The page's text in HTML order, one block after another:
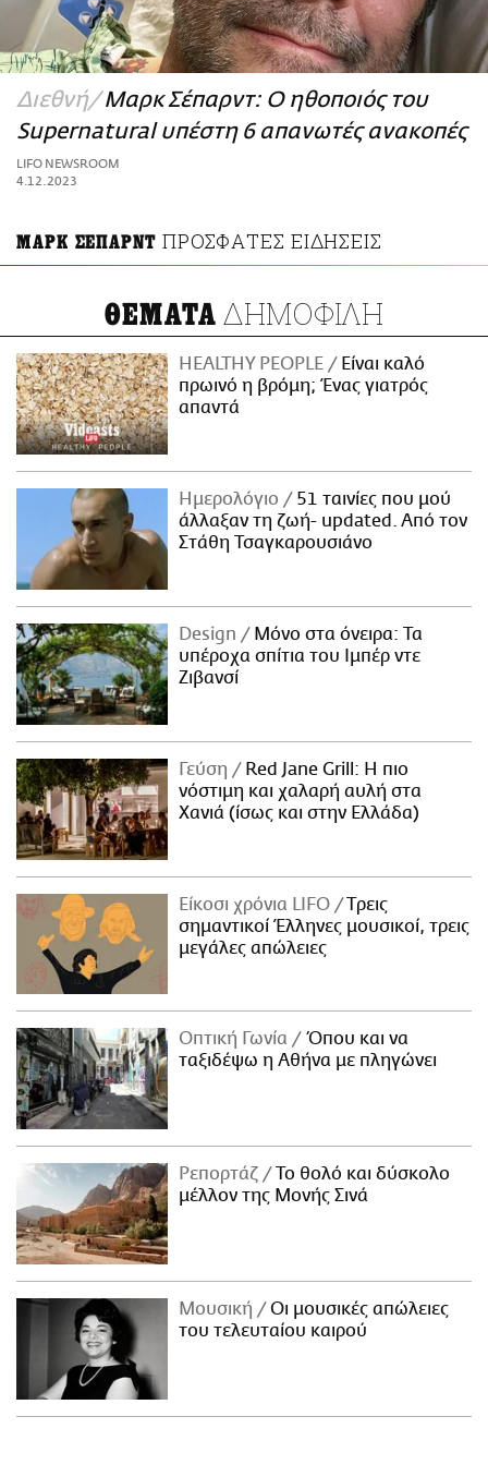
ΑΜΠΑ
PRINT
Διεθνή Μαρκ Σέπαρντ: Ο ηθοποιός του
Supernatural υπέστη 6 απανωτές ανακοπές
LIFO NEWSROOM
4.12.2023
ΜΑΡΚ ΣΕΠΑΡΝΤ ΠΡΟΣΦΑΤΕΣ ΕΙΔΗΣΕΙΣ
ΘΕΜΑΤΑ ΔΗΜΟΦΙΛΗ
HEALTHY PEOPLE
Είναι καλό
πρωινό η βρόμη; Ένας γιατρός
απαντά
Ημερολόγιο
51 ταινίες που μού
άλλαξαν τη ζωή- updated. Aπό τον
Στάθη Τσαγκαρουσιάνο
Design
Μόνο στα όνειρα: Τα
υπέροχα σπίτια του Ιμπέρ ντε
Ζιβανσί
Γεύση
Red Jane Grill: Η πιο
νόστιμη και χαλαρή αυλή στα
Χανιά (ίσως και στην Ελλάδα)
Είκοσι χρόνια LIFO
Tρεις
σημαντικοί Έλληνες μουσικοί, τρεις
μεγάλες απώλειες
Οπτική Γωνία
Όπου και να
ταξιδέψω η Αθήνα με πληγώνει
Ρεπορτάζ
Το θολό και δύσκολο
μέλλον της Μονής Σινά
Μουσική
Οι μουσικές απώλειες
του τελευταίου καιρού